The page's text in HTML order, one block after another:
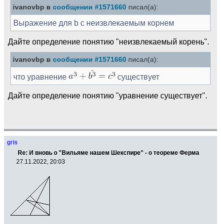
ivanovbp в сообщении #1571660 писал(а):
Выражение для b с неизвлекаемым корнем
Дайте определение понятию "неизвлекаемый корень".
ivanovbp в сообщении #1571660 писал(а):
что уравнение существует
Дайте определение понятию "уравнение существует".
gris
Re: И вновь о "Вильяме нашем Шекспире" - о теореме Ферма
27.11.2022, 20:03